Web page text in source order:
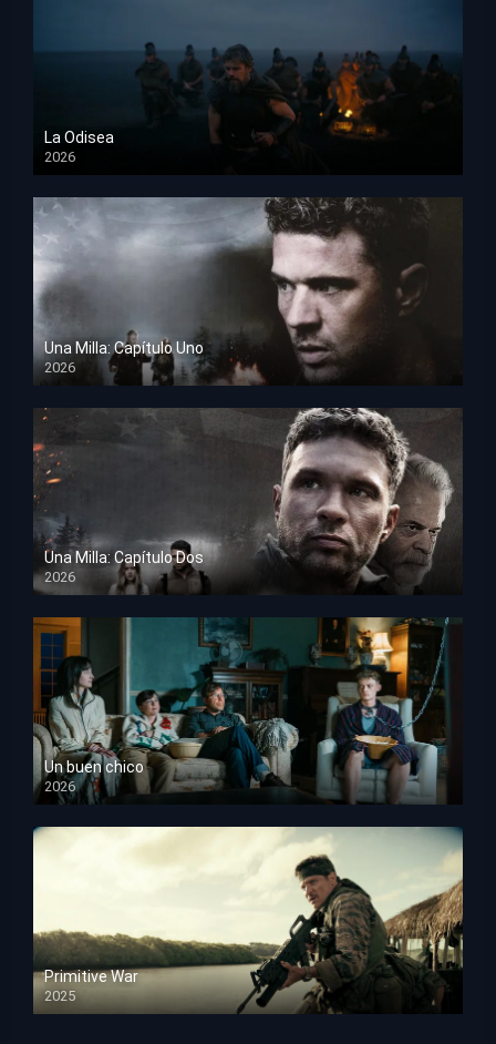
La Odisea
2026
TS Screener
Una Milla: Capítulo Uno
2026
HD 1080p
Una Milla: Capítulo Dos
2026
HD 1080p
Un buen chico
2026
HD 1080p
Primitive War
2025
HD 1080p